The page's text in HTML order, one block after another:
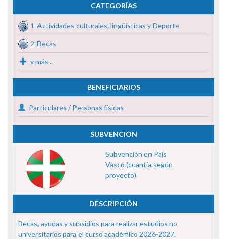
CATEGORÍAS
1-Actividades culturales, lingüísticas y Deporte
2-Becas
y más...
BENEFICIARIOS
Particulares / Personas físicas
SUBVENCIÓN
Subvención en País
Vasco (cuantía según
proyecto)
DESCRIPCIÓN
Becas, ayudas y subsidios para realizar estudios no
universitarios para el curso académico 2026-2027.